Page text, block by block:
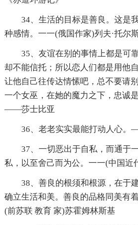
34、生活的目标是善良。这是
种感情。一一(俄国作家)列夫·托尔
35、友谊在别的事情上都是可
却不能信托；所以恋人们都是用他
让他自己往传达情愫吧，总不要请
一个女巫，在她的魔力之下，忠诚
——莎士比亚
36、老老实实最能打动人心
37、一切恶出于自私，而通于
私，以至舍己而为公。一一(中国近
38、善良的根须和根源，在于
确立生活和美。善良的品格同美有
(前苏联 教育 家)苏霍姆林斯基